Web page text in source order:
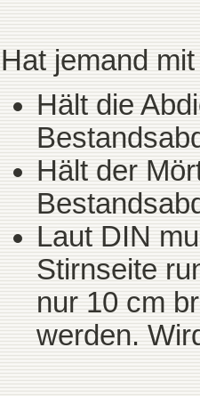
Hat jemand
Hält die
Hält der
Laut DIN
Stirnseite
nur 10 cm
werden.